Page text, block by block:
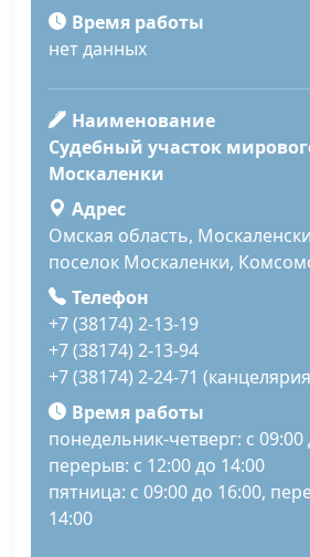
Время работы
нет данных
Наименование
Судебный участок
Москаленки
Адрес
Омская область,
поселок Москаленки,
Телефон
+7 (38174) 2-13-19
+7 (38174) 2-13-94
+7 (38174) 2-24-71
Время работы
понедельник-четверг: с 09:00
перерыв: с 12:00 до 14:00
пятница: с 09:00 до 16:00,
14:00